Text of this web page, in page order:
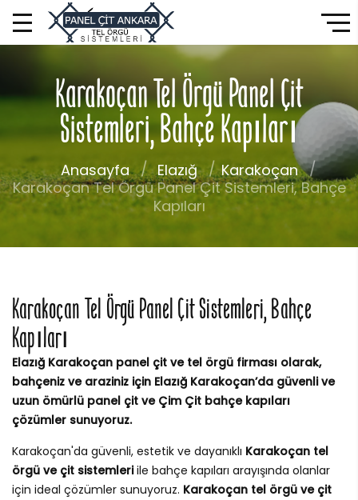
Karakoçan Tel Örgü Panel Çit
Sistemleri, Bahçe Kapıları
Anasayfa Elazığ
Karakoçan
Karakoçan Tel Örgü Panel Çit Sistemleri, Bahçe
Kapıları
Karakoçan Tel Örgü Panel Çit Sistemleri, Bahçe
Kapıları
Elazığ Karakoçan panel çit ve tel örgü firması olarak,
bahçeniz ve araziniz için Elazığ Karakoçan’da güvenli ve
uzun ömürlü panel çit ve Çim Çit bahçe kapıları
çözümler sunuyoruz.
Karakoçan'da güvenli, estetik ve dayanıklı Karakoçan tel
örgü ve çit sistemleriile bahçe kapıları arayışında olanlar
için ideal çözümler sunuyoruz. Karakoçan tel örgü ve çit